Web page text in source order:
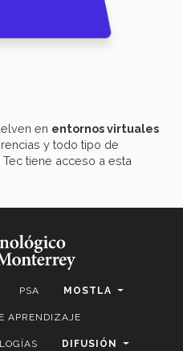
en entornos virtuales
y todo tipo de
tiene acceso a esta
PSA MOSTLA
APRENDIZAJE
DIFUSIÓN